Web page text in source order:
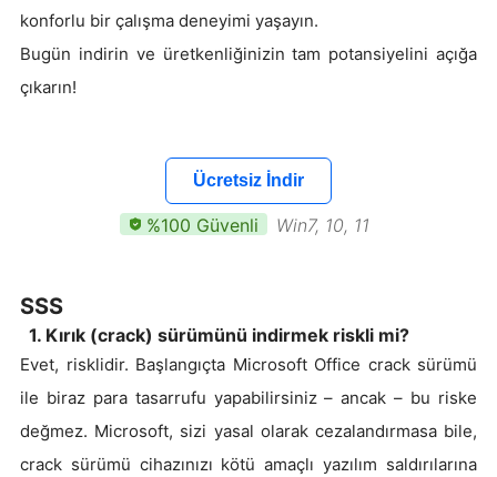
konforlu bir çalışma deneyimi yaşayın.
Bugün indirin ve üretkenliğinizin tam potansiyelini açığa
çıkarın!
Ücretsiz İndir
%100 Güvenli Win7, 10, 11
SSS
1. Kırık (crack) sürümünü indirmek riskli mi?
Evet, risklidir. Başlangıçta Microsoft Office crack sürümü
ile biraz para tasarrufu yapabilirsiniz – ancak – bu riske
değmez. Microsoft, sizi yasal olarak cezalandırmasa bile,
crack sürümü cihazınızı kötü amaçlı yazılım saldırılarına